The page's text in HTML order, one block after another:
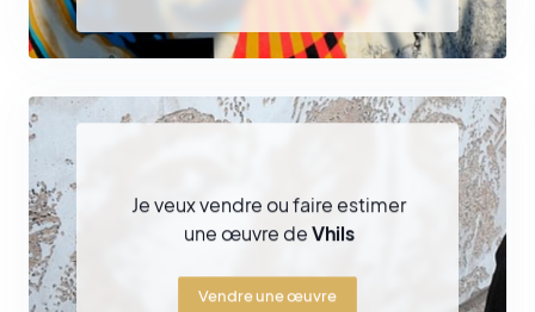
Je veux vendre ou faire estimer
une œuvre deVhils
Vendre une œuvre